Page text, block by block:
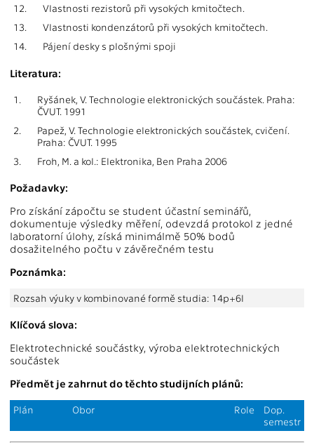
12.
Vlastnosti rezistorů při vysokých kmitočtech.
13.
Vlastnosti kondenzátorů při vysokých kmitočtech.
14.
Pájení desky s plošnými spoji
Literatura:
1.
Ryšánek, V. Technologie elektronických součástek. Praha:
ČVUT. 1991
2.
Papež, V. Technologie elektronických součástek, cvičení.
Praha: ČVUT. 1995
3.
Froh, M. a kol.: Elektronika, Ben Praha 2006
Požadavky:
Pro získání zápočtu se student účastní seminářů,
dokumentuje výsledky měření, odevzdá protokol z jedné
laboratorní úlohy, získá minimálmě 50% bodů
dosažitelného počtu v závěrečném testu
Poznámka:
Rozsah výuky v kombinované formě studia: 14p+6l
Klíčová slova:
Elektrotechnické součástky, výroba elektrotechnických
součástek
Předmět je zahrnut do těchto studijních plánů:
Plán Obor Role
Dop.
semestr